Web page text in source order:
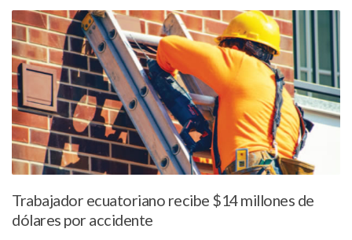
Trabajador ecuatoriano recibe $14 millones de
dólares por accidente